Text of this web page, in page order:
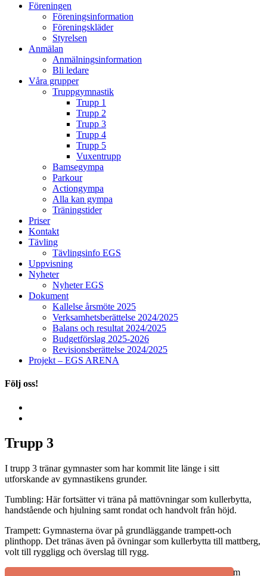
Föreningen
Föreningsinformation
Föreningskläder
Styrelsen
Anmälan
Anmälningsinformation
Bli ledare
Våra grupper
Truppgymnastik
Trupp 1
Trupp 2
Trupp 3
Trupp 4
Trupp 5
Vuxentrupp
Bamsegympa
Parkour
Actiongympa
Alla kan gympa
Träningstider
Priser
Kontakt
Tävling
Tävlingsinfo EGS
Uppvisning
Nyheter
Nyheter EGS
Dokument
Kallelse årsmöte 2025
Verksamhetsberättelse 2024/2025
Balans och resultat 2024/2025
Budgetförslag 2025-2026
Revisionsberättelse 2024/2025
Projekt – EGS ARENA
Följ oss!
Trupp 3
I trupp 3 tränar gymnaster som har kommit lite länge i sitt
utforskande av gymnastikens grunder.
Tumbling: Här fortsätter vi träna på mattövningar som kullerbytta,
handstående och hjulning samt rondat och handvolt från höjd.
Trampett: Gymnasterna övar på grundläggande trampett-och
plinthopp. Det tränas även på övningar som kullerbytta till mattberg,
volt till ryggligg och överslag till rygg.
Fristående: Vi gör rytmövningar och har rörelseskolning i form